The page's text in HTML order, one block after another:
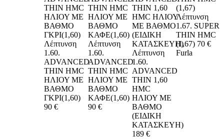
Λέπτυνση
1.60.
ADVANCED
THIN HMC
ΗΛΙΟΥ ΜΕ
ΒΑΘΜΟ
ΓΚΡΙ(1,60)
90 €
Λέπτυνση
1.60.
ADVANCED
THIN HMC
ΗΛΙΟΥ ΜΕ
ΒΑΘΜΟ
ΚΑΦΕ(1,60)
90 €
Λέπτυνση
1.60.
ADVANCED
THIN 1,60
HMC
ΗΛΙΟΥ ΜΕ
ΒΑΘΜΟ
(ΕΙΔΙΚΗ
ΚΑΤΑΣΚΕΥΗ)
189 €
Λέπτυνση
1.67. SUPER
THIN HMC
(1,67) 70 €
Furla